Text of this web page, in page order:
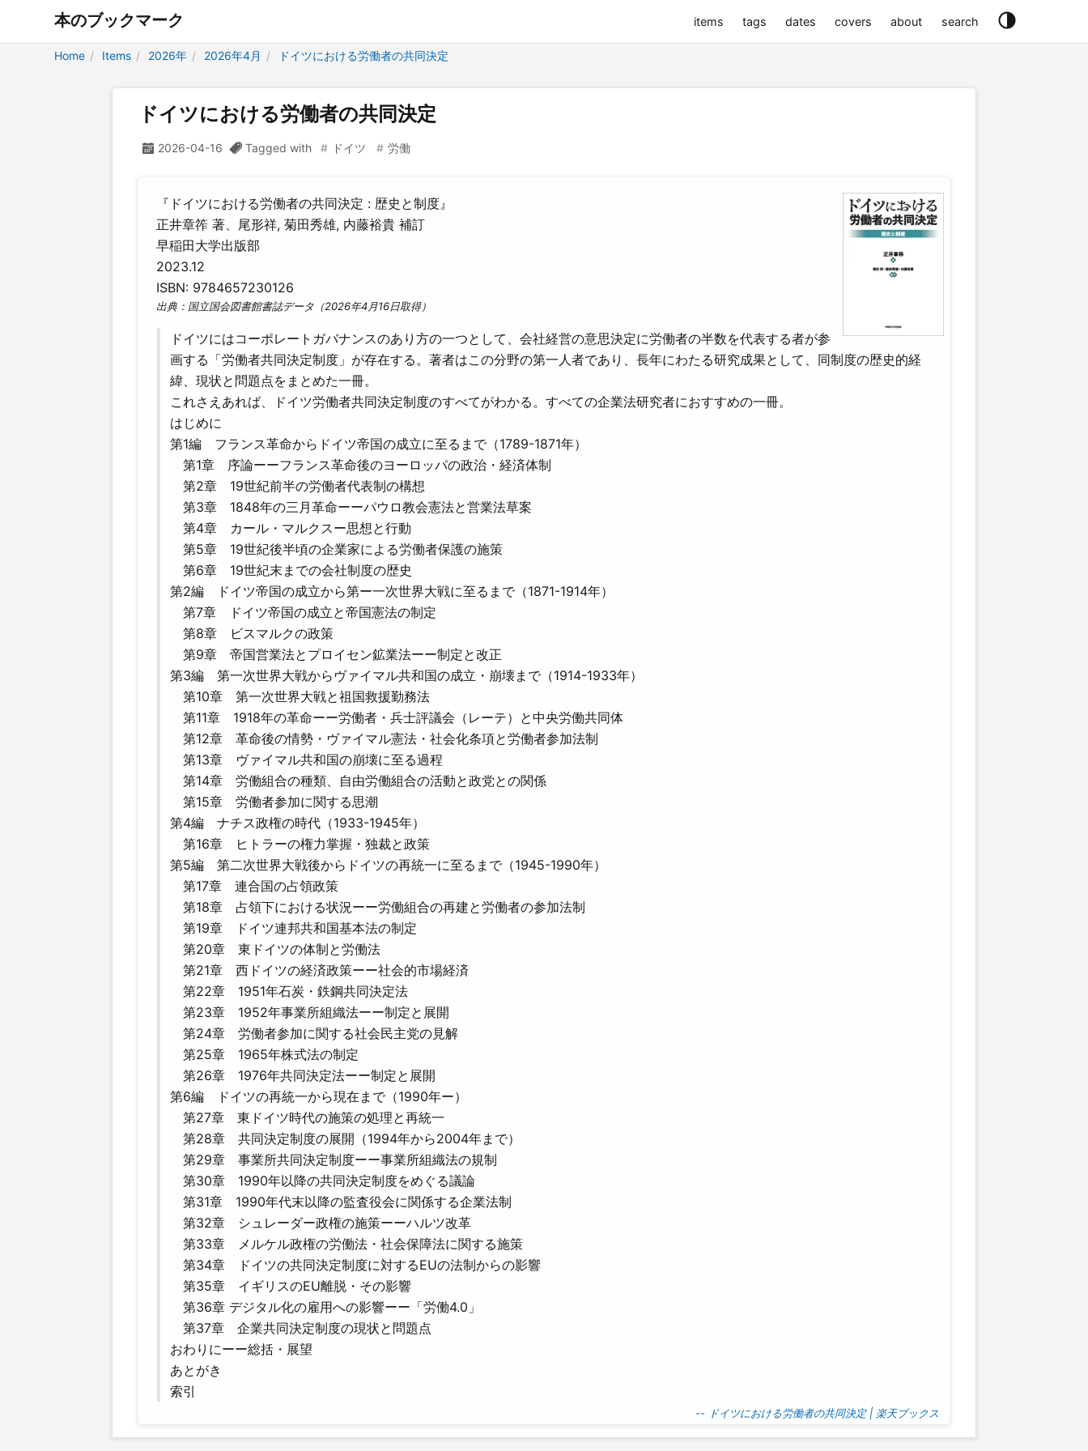
本のブックマーク items tags dates covers about search
Home Items 2026年 2026年4月 ドイツにおける労働者の共同決定
ドイツにおける労働者の共同決定
2026-04-16 Tagged with ドイツ 労働
『ドイツにおける労働者の共同決定 : 歴史と制度』
正井章筰 著、尾形祥, 菊田秀雄, 内藤裕貴 補訂
早稲田大学出版部
2023.12
ISBN: 9784657230126
出典：国立国会図書館書誌データ（2026年4月16日取得）
ドイツにはコーポレートガバナンスのあり方の一つとして、会社経営の意思決定に労働者の半数を代表する者が参
画する「労働者共同決定制度」が存在する。著者はこの分野の第一人者であり、長年にわたる研究成果として、同制度の歴史的経
緯、現状と問題点をまとめた一冊。
これさえあれば、ドイツ労働者共同決定制度のすべてがわかる。すべての企業法研究者におすすめの一冊。
はじめに
第1編 フランス革命からドイツ帝国の成立に至るまで（1789-1871年）
第1章 序論ーーフランス革命後のヨーロッパの政治・経済体制
第2章 19世紀前半の労働者代表制の構想
第3章 1848年の三月革命ーーパウロ教会憲法と営業法草案
第4章 カール・マルクスー思想と行動
第5章 19世紀後半頃の企業家による労働者保護の施策
第6章 19世紀末までの会社制度の歴史
第2編 ドイツ帝国の成立から第ー一次世界大戦に至るまで（1871-1914年）
第7章 ドイツ帝国の成立と帝国憲法の制定
第8章 ビスマルクの政策
第9章 帝国営業法とプロイセン鉱業法ーー制定と改正
第3編 第一次世界大戦からヴァイマル共和国の成立・崩壊まで（1914-1933年）
第10章 第一次世界大戦と祖国救援勤務法
第11章 1918年の革命ーー労働者・兵士評議会（レーテ）と中央労働共同体
第12章 革命後の情勢・ヴァイマル憲法・社会化条項と労働者参加法制
第13章 ヴァイマル共和国の崩壊に至る過程
第14章 労働組合の種類、自由労働組合の活動と政党との関係
第15章 労働者参加に関する思潮
第4編 ナチス政権の時代（1933-1945年）
第16章 ヒトラーの権力掌握・独裁と政策
第5編 第二次世界大戦後からドイツの再統一に至るまで（1945-1990年）
第17章 連合国の占領政策
第18章 占領下における状況ーー労働組合の再建と労働者の参加法制
第19章 ドイツ連邦共和国基本法の制定
第20章 東ドイツの体制と労働法
第21章 西ドイツの経済政策ーー社会的市場経済
第22章 1951年石炭・鉄鋼共同決定法
第23章 1952年事業所組織法ーー制定と展開
第24章 労働者参加に関する社会民主党の見解
第25章 1965年株式法の制定
第26章 1976年共同決定法ーー制定と展開
第6編 ドイツの再統一から現在まで（1990年ー）
第27章 東ドイツ時代の施策の処理と再統一
第28章 共同決定制度の展開（1994年から2004年まで）
第29章 事業所共同決定制度ーー事業所組織法の規制
第30章 1990年以降の共同決定制度をめぐる議論
第31章 1990年代末以降の監査役会に関係する企業法制
第32章 シュレーダー政権の施策ーーハルツ改革
第33章 メルケル政権の労働法・社会保障法に関する施策
第34章 ドイツの共同決定制度に対するEUの法制からの影響
第35章 イギリスのEU離脱・その影響
第36章 デジタル化の雇用への影響ーー「労働4.0」
第37章 企業共同決定制度の現状と問題点
おわりにーー総括・展望
あとがき
索引
-- ドイツにおける労働者の共同決定 | 楽天ブックス